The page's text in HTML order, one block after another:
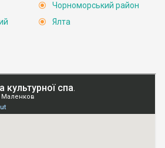
Чорноморський район
Ялта